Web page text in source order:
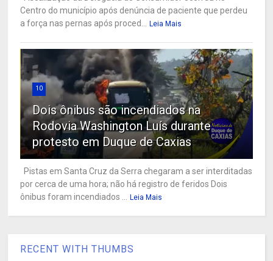
Centro do município após denúncia de paciente que perdeu
a força nas pernas após proced...
Leia Mais
10
Dois ônibus são incendiados na
Rodovia Washington Luís durante
protesto em Duque de Caxias
Pistas em Santa Cruz da Serra chegaram a ser interditadas
por cerca de uma hora; não há registro de feridos Dois
ônibus foram incendiados ...
Leia Mais
RECENT WITH THUMBS